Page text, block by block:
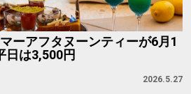
ーアフタヌーンティーが6月1
日は3,500円
2026.5.27